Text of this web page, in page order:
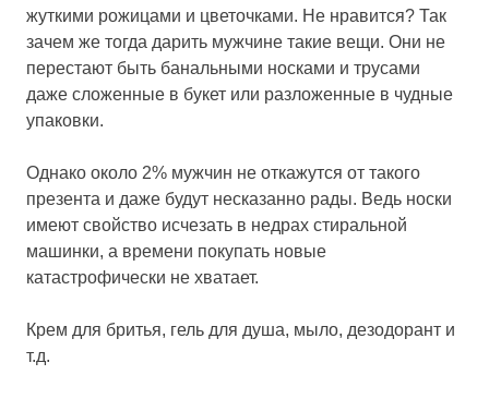
жуткими рожицами и цветочками. Не нравится? Так
зачем же тогда дарить мужчине такие вещи. Они не
перестают быть банальными носками и трусами
даже сложенные в букет или разложенные в чудные
упаковки.
Однако около 2% мужчин не откажутся от такого
презента и даже будут несказанно рады. Ведь носки
имеют свойство исчезать в недрах стиральной
машинки, а времени покупать новые
катастрофически не хватает.
Крем для бритья, гель для душа, мыло, дезодорант и
т.д.